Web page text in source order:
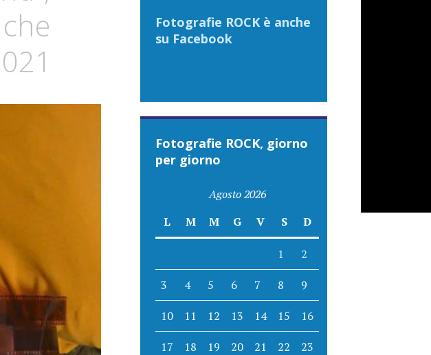
Fotografie ROCK è anche
su Facebook
Fotografie ROCK, giorno
per giorno
Agosto 2026
L
M M G V S D
1 2
3 4 5 6 7 8 9
10 11 12 13 14 15 16
17 18 19 20 21 22 23